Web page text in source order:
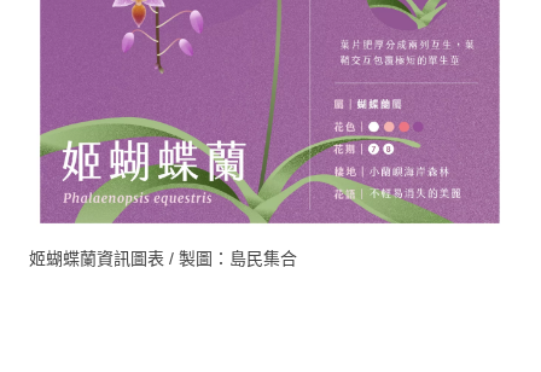
姬蝴蝶蘭資訊圖表 / 製圖：島民集合